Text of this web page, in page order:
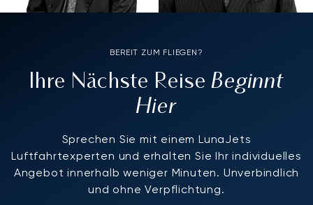
BEREIT ZUM FLIEGEN?
Ihre Nächste ReiseBeginnt
Hier
Sprechen Sie mit einem LunaJets
Luftfahrtexperten und erhalten Sie Ihr individuelles
Angebot innerhalb weniger Minuten. Unverbindlich
und ohne Verpflichtung.